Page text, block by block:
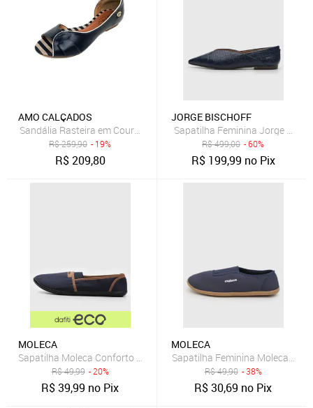
AMO CALÇADOS
Sandália Rasteira em Couro Amo Calçados Lily Azul Marinho
R$259,90 - 19%
R$209,80
JORGE BISCHOFF
Sapatilha Feminina Jorge
R$499,00 - 60%
R$ 199,99 no Pix
MOLECA
Sapatilha Moleca Conforto Azul-Marinho
R$49,99 - 20%
R$39,99 no Pix
MOLECA
Sapatilha Feminina Moleca
R$49,90 - 38%
R$30,69 no Pix